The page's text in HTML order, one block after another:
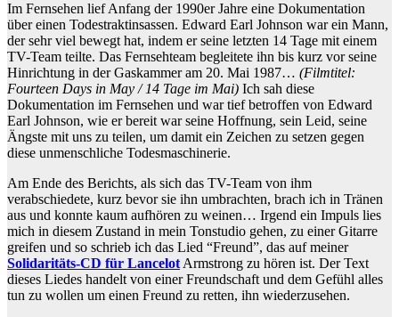
Im Fernsehen lief Anfang der 1990er Jahre eine Dokumentation
über einen Todestraktinsassen. Edward Earl Johnson war ein Mann,
der sehr viel bewegt hat, indem er seine letzten 14 Tage mit einem
TV-Team teilte. Das Fernsehteam begleitete ihn bis kurz vor seine
Hinrichtung in der Gaskammer am 20. Mai 1987… (Filmtitel:
Fourteen Days in May / 14 Tage im Mai) Ich sah diese
Dokumentation im Fernsehen und war tief betroffen von Edward
Earl Johnson, wie er bereit war seine Hoffnung, sein Leid, seine
Ängste mit uns zu teilen, um damit ein Zeichen zu setzen gegen
diese unmenschliche Todesmaschinerie.
Am Ende des Berichts, als sich das TV-Team von ihm
verabschiedete, kurz bevor sie ihn umbrachten, brach ich in Tränen
aus und konnte kaum aufhören zu weinen… Irgend ein Impuls lies
mich in diesem Zustand in mein Tonstudio gehen, zu einer Gitarre
greifen und so schrieb ich das Lied “Freund”, das auf meiner
Solidaritäts-CD für LancelotArmstrong zu hören ist. Der Text
dieses Liedes handelt von einer Freundschaft und dem Gefühl alles
tun zu wollen um einen Freund zu retten, ihn wiederzusehen.